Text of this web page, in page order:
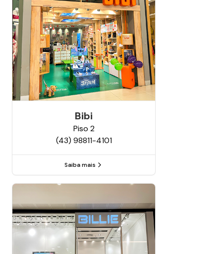
Bibi
Piso 2
(43) 98811-4101
Saiba mais